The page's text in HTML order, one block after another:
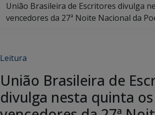
União Brasileira de Escritores divulga
vencedores da 27ª Noite Nacional da
Leitura
União Brasileira de
divulga nesta quinta os